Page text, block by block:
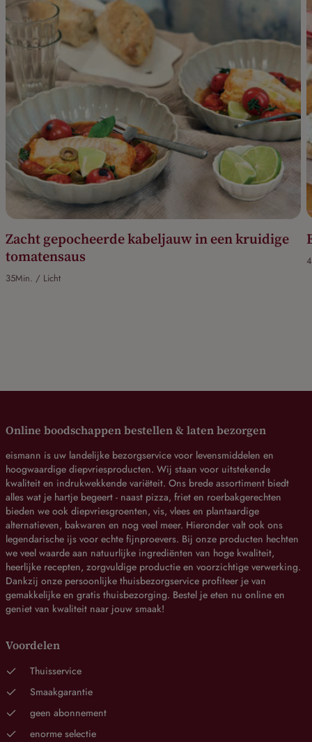
Zacht gepocheerde kabeljauw in een kruidige
tomatensaus
35Min. / Licht
Online boodschappen bestellen & laten bezorgen
eismann is uw landelijke bezorgservice voor levensmiddelen en
hoogwaardige diepvriesproducten. Wij staan voor uitstekende
kwaliteit en indrukwekkende variëteit. Ons brede assortiment biedt
alles wat je hartje begeert - naast pizza, friet en roerbakgerechten
bieden we ook diepvriesgroenten, vis, vlees en plantaardige
alternatieven, bakwaren en nog veel meer. Hieronder valt ook ons
legendarische ijs voor echte fijnproevers. Bij onze producten hechten
we veel waarde aan natuurlijke ingrediënten van hoge kwaliteit,
heerlijke recepten, zorgvuldige productie en voorzichtige verwerking.
Dankzij onze persoonlijke thuisbezorgservice profiteer je van
gemakkelijke en gratis thuisbezorging. Bestel je eten nu online en
geniet van kwaliteit naar jouw smaak!
Voordelen
Thuisservice
Smaakgarantie
geen abonnement
enorme selectie